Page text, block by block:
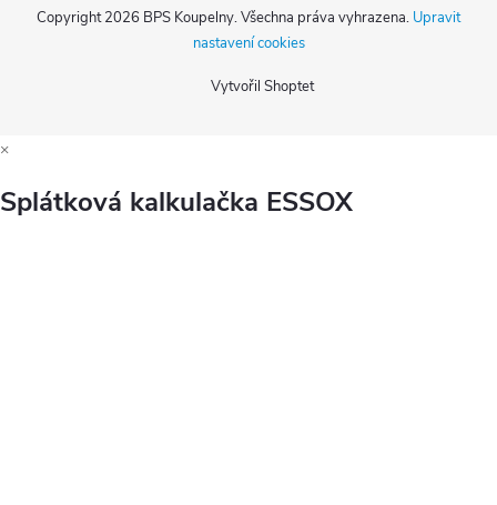
Vytvořil Shoptet
Copyright 2026 BPS Koupelny. Všechna práva vyhrazena. Upravit
nastavení cookies
×
Splátková kalkulačka ESSOX